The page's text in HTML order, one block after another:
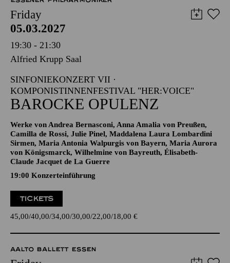
Friday
05.03.2027
19:30 - 21:30
Alfried Krupp Saal
SINFONIEKONZERT VII ·
KOMPONISTINNENFESTIVAL "HER:VOICE"
BAROCKE OPULENZ
Werke von Andrea Bernasconi, Anna Amalia von Preußen,
Camilla de Rossi, Julie Pinel, Maddalena Laura Lombardini
Sirmen, Maria Antonia Walpurgis von Bayern, Maria Aurora
von Königsmarck, Wilhelmine von Bayreuth, Élisabeth-
Claude Jacquet de La Guerre
19:00 Konzerteinführung
TICKETS
45,00 40,00 34,00 30,00 22,00 18,00 €
AALTO BALLETT ESSEN